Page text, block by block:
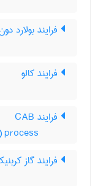
فرایند بولارد
فرایند کالو
فرایند CAB
process
فرایند گاز